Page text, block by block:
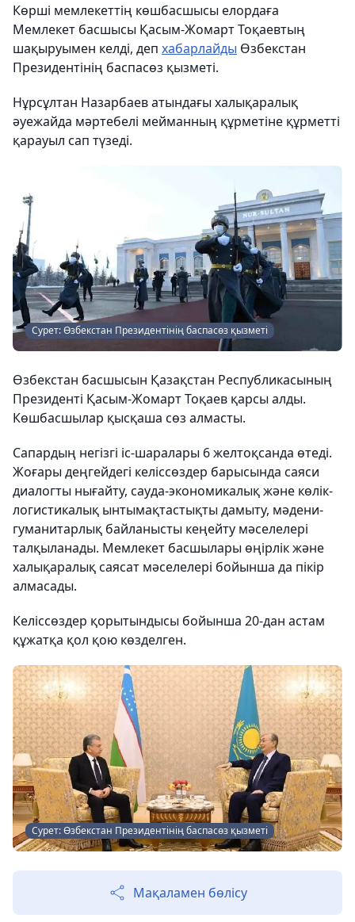
Көрші мемлекеттің көшбасшысы елордаға
Мемлекет басшысы Қасым-Жомарт Тоқаевтың
шақыруымен келді, деп хабарлайды Өзбекстан
Президентінің баспасөз қызметі.
Нұрсұлтан Назарбаев атындағы халықаралық
әуежайда мәртебелі мейманның құрметіне құрметті
қарауыл сап түзеді.
Сурет: Өзбекстан Президентінің баспасөз қызметі
Өзбекстан басшысын Қазақстан Республикасының
Президенті Қасым-Жомарт Тоқаев қарсы алды.
Көшбасшылар қысқаша сөз алмасты.
Сапардың негізгі іс-шаралары 6 желтоқсанда өтеді.
Жоғары деңгейдегі келіссөздер барысында саяси
диалогты нығайту, сауда-экономикалық және көлік-
логистикалық ынтымақтастықты дамыту, мәдени-
гуманитарлық байланысты кеңейту мәселелері
талқыланады. Мемлекет басшылары өңірлік және
халықаралық саясат мәселелері бойынша да пікір
алмасады.
Келіссөздер қорытындысы бойынша 20-дан астам
құжатқа қол қою көзделген.
Сурет: Өзбекстан Президентінің баспасөз қызметі
Мақаламен бөлісу